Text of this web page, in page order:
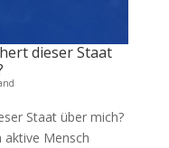
dieser Staat
Staat über mich?
aktive Mensch